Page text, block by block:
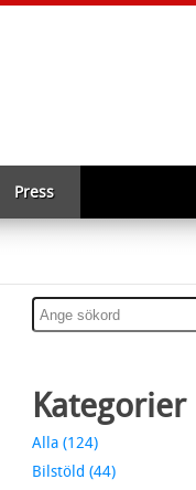
Press
Kategorier
Alla (124)
Bilstöld (44)